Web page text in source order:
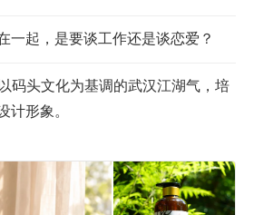
一起，是要谈工作还是谈恋爱？
码头文化为基调的武汉江湖气，培
计形象。